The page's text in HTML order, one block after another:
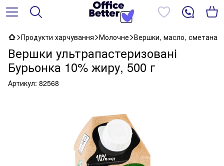
Продукти харчування Молочне Вершки, масло, сметана
Вершки ультрапастеризовані
Бурьонка 10% жиру, 500 г
Артикул: 82568